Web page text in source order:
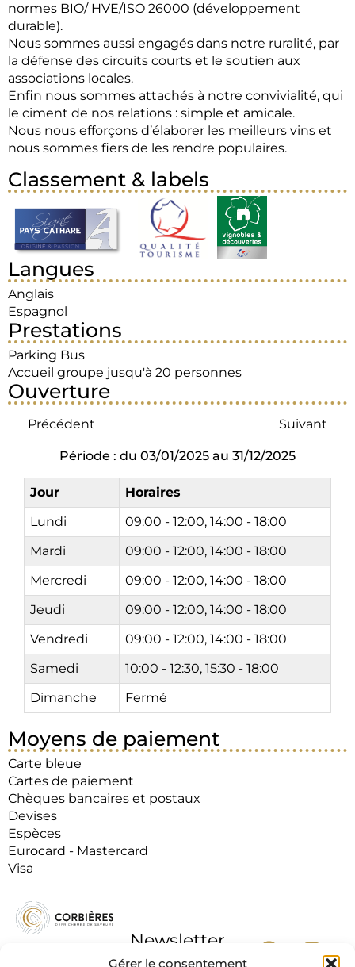
Gérer le consentement
normes BIO/ HVE/ISO 26000 (développement
durable).
Nous sommes aussi engagés dans notre ruralité, par
la défense des circuits courts et le soutien aux
associations locales.
Enfin nous sommes attachés à notre convivialité, qui
le ciment de nos relations : simple et amicale.
Nous nous efforçons d’élaborer les meilleurs vins et
nous sommes fiers de les rendre populaires.
Classement & labels
Langues
Anglais
Espagnol
Prestations
Parking Bus
Accueil groupe jusqu'à 20 personnes
Ouverture
Période : du 03/01/2025 au 31/12/2025
Jour
Horaires
Lundi
09:00 - 12:00, 14:00 - 18:00
Mardi
09:00 - 12:00, 14:00 - 18:00
Mercredi
09:00 - 12:00, 14:00 - 18:00
Jeudi
09:00 - 12:00, 14:00 - 18:00
Vendredi
09:00 - 12:00, 14:00 - 18:00
Samedi
10:00 - 12:30, 15:30 - 18:00
Dimanche
Fermé
Précédent Suivant
Moyens de paiement
Carte bleue
Cartes de paiement
Chèques bancaires et postaux
Devises
Espèces
Eurocard - Mastercard
Visa
Newsletter